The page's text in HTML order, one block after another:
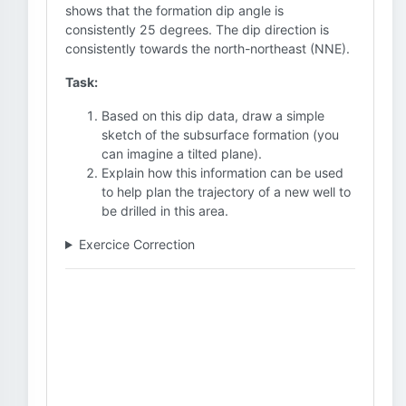
shows that the formation dip angle is
consistently 25 degrees. The dip direction is
consistently towards the north-northeast (NNE).
Task:
Based on this dip data, draw a simple
sketch of the subsurface formation (you
can imagine a tilted plane).
Explain how this information can be used
to help plan the trajectory of a new well to
be drilled in this area.
Exercice Correction